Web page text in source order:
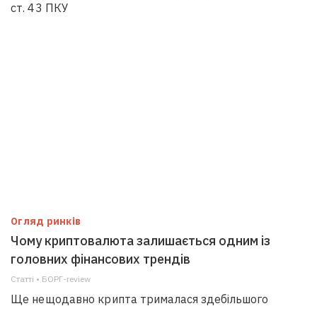
ст. 43 ПКУ
Огляд ринків
Чому криптовалюта залишається одним із
головних фінансових трендів
Статті • БОРГ-review
Ще нещодавно крипта трималася здебільшого